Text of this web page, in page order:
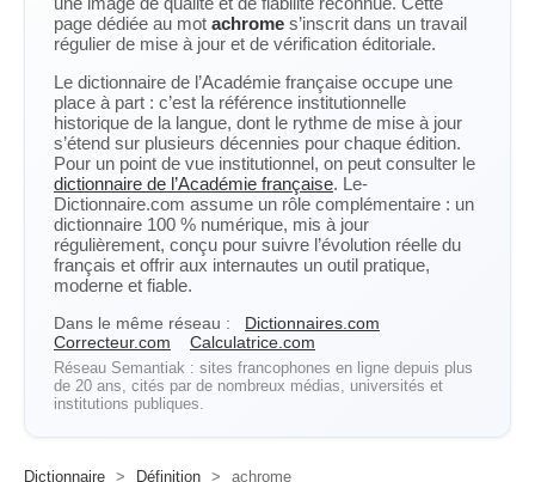
page dédiée au mot achrome s’inscrit dans un travail
régulier de mise à jour et de vérification éditoriale.
Le dictionnaire de l’Académie française occupe une
place à part : c’est la référence institutionnelle
historique de la langue, dont le rythme de mise à jour
s’étend sur plusieurs décennies pour chaque édition.
Pour un point de vue institutionnel, on peut consulter le
dictionnaire de l’Académie française. Le-
Dictionnaire.com assume un rôle complémentaire : un
dictionnaire 100 % numérique, mis à jour
régulièrement, conçu pour suivre l’évolution réelle du
français et offrir aux internautes un outil pratique,
moderne et fiable.
Dans le même réseau :
Dictionnaires.com
Correcteur.com
Calculatrice.com
Réseau Semantiak : sites francophones en ligne depuis plus
de 20 ans, cités par de nombreux médias, universités et
institutions publiques.
Dictionnaire > Définition > achrome